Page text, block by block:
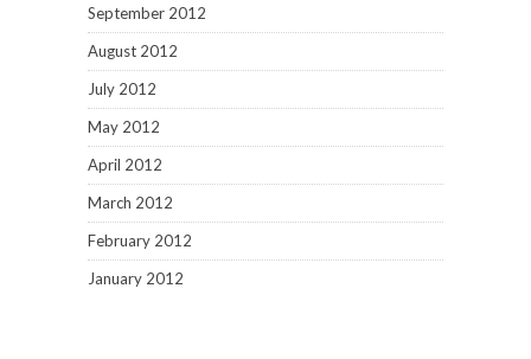
September 2012
August 2012
July 2012
May 2012
April 2012
March 2012
February 2012
January 2012